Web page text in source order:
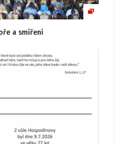
a smíření